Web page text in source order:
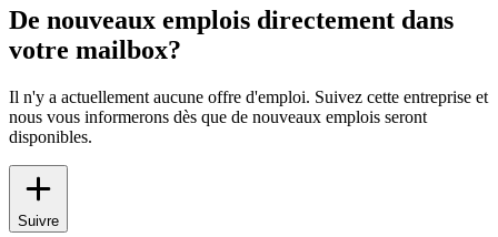
De nouveaux emplois directement dans
votre mailbox?
Il n'y a actuellement aucune offre d'emploi. Suivez cette entreprise et
nous vous informerons dès que de nouveaux emplois seront
disponibles.
Suivre